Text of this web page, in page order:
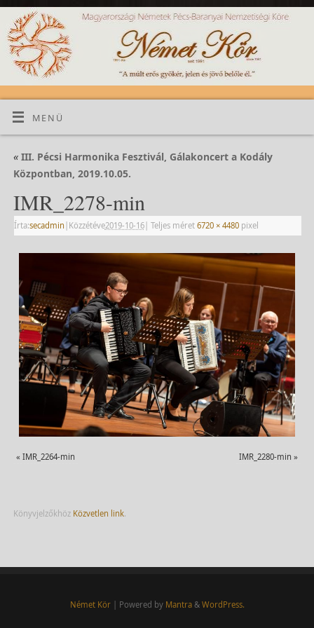
MENÜ
«III. Pécsi Harmonika Fesztivál, Gálakoncert a Kodály
Központban, 2019.10.05.
IMR_2278-min
Írta:secadmin | Közzétéve2019-10-16| Teljes méret 6720 × 4480pixel
« IMR_2264-min IMR_2280-min »
Könyvjelzőkhöz Közvetlen link.
Német Kör| Powered by Mantra& WordPress.